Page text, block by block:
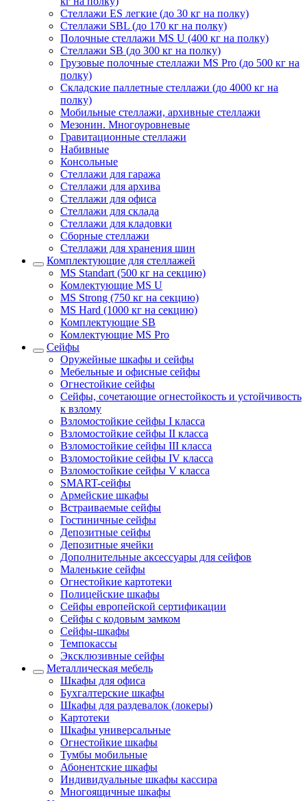
Стеллажи ES легкие (до 30 кг на полку)
Стеллажи SBL (до 170 кг на полку)
Полочные стеллажи MS U (400 кг на полку)
Стеллажи SB (до 300 кг на полку)
Грузовые полочные стеллажи MS Pro (до 500 кг на
полку)
Складские паллетные стеллажи (до 4000 кг на
полку)
Мобильные стеллажи, архивные стеллажи
Мезонин. Многоуровневые
Гравитационные стеллажи
Набивные
Консольные
Стеллажи для гаража
Стеллажи для архива
Стеллажи для офиса
Стеллажи для склада
Стеллажи для кладовки
Сборные стеллажи
Стеллажи для хранения шин
Комплектующие для стеллажей
MS Standart (500 кг на секцию)
Комлектующие MS U
MS Strong (750 кг на секцию)
MS Hard (1000 кг на секцию)
Комплектующие SB
Комлектующие MS Pro
Сейфы
Оружейные шкафы и сейфы
Мебельные и офисные сейфы
Огнестойкие сейфы
Сейфы, сочетающие огнестойкость и устойчивость
к взлому
Взломостойкие сейфы I класса
Взломостойкие сейфы II класса
Взломостойкие сейфы III класса
Взломостойкие сейфы IV класса
Взломостойкие сейфы V класса
SMART-сейфы
Армейские шкафы
Встраиваемые сейфы
Гостиничные сейфы
Депозитные сейфы
Депозитные ячейки
Дополнительные аксессуары для сейфов
Маленькие сейфы
Огнестойкие картотеки
Полицейские шкафы
Сейфы европейской сертификации
Сейфы с кодовым замком
Сейфы-шкафы
Темпокассы
Эксклюзивные сейфы
Металлическая мебель
Шкафы для офиса
Бухгалтерские шкафы
Шкафы для раздевалок (локеры)
Картотеки
Шкафы универсальные
Огнестойкие шкафы
Тумбы мобильные
Абонентские шкафы
Индивидуальные шкафы кассира
Многоящичные шкафы